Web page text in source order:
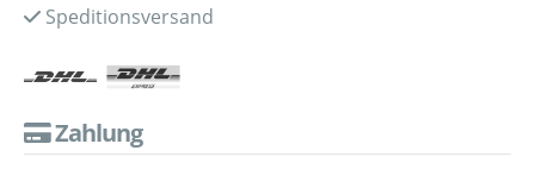
Speditionsversand
Zahlung